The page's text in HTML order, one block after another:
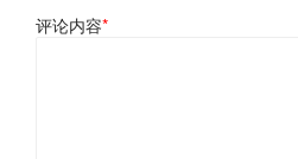
评论内容*